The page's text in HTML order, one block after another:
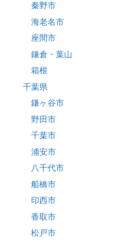
秦野市
海老名市
座間市
鎌倉・葉山
箱根
千葉県
鎌ヶ谷市
野田市
千葉市
浦安市
八千代市
船橋市
印西市
香取市
松戸市